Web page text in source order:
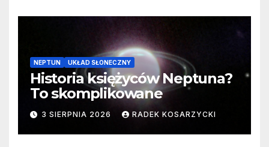
NEPTUN UKŁAD SŁONECZNY
Historia księżyców Neptuna?
To skomplikowane
3 SIERPNIA 2026 RADEK KOSARZYCKI